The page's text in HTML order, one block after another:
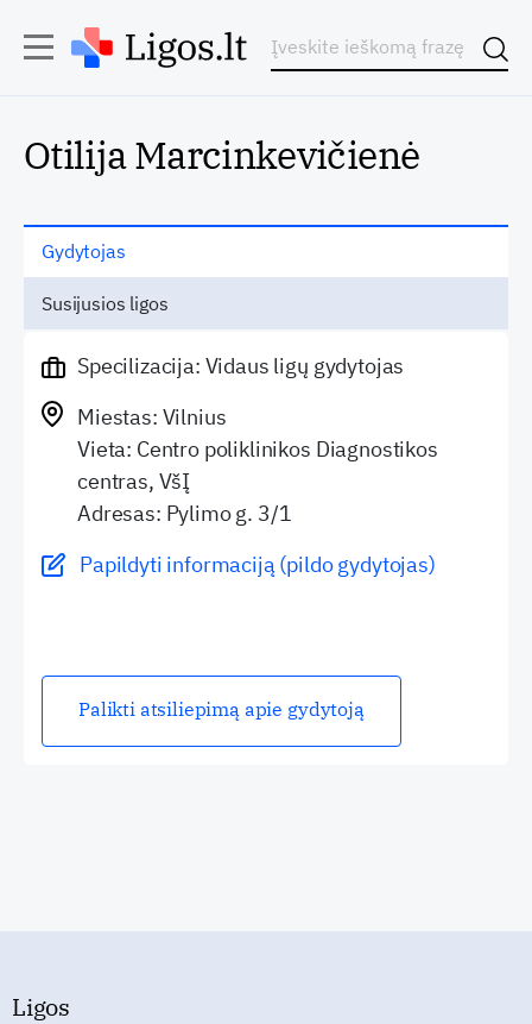
Otilija Marcinkevičienė
Gydytojas
Susijusios ligos
Specilizacija: Vidaus ligų gydytojas
Miestas: Vilnius
Vieta: Centro poliklinikos Diagnostikos
centras, VšĮ
Adresas: Pylimo g. 3/1
Papildyti informaciją (pildo gydytojas)
Palikti atsiliepimą apie gydytoją
Ligos